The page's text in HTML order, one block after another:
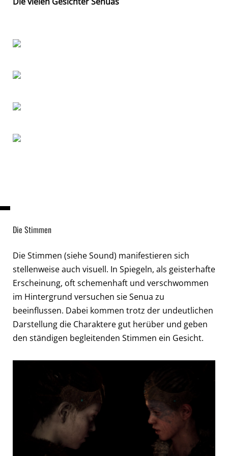
Die Stimmen
Die Stimmen (siehe Sound) manifestieren sich
stellenweise auch visuell. In Spiegeln, als geisterhafte
Erscheinung, oft schemenhaft und verschwommen
im Hintergrund versuchen sie Senua zu
beeinflussen. Dabei kommen trotz der undeutlichen
Darstellung die Charaktere gut herüber und geben
den ständigen begleitenden Stimmen ein Gesicht.